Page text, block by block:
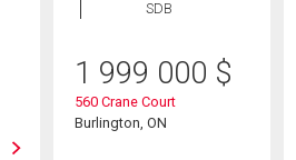
SDB
1 999 000 $
560 Crane Court
Burlington, ON